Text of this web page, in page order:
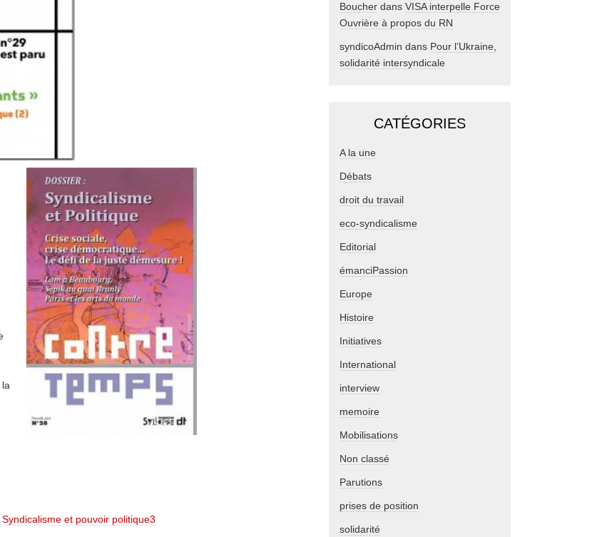
la
Syndicalisme et pouvoir politique3
Boucher dans VISA interpelle Force
Ouvrière à propos du RN
syndicoAdmin dans Pour l’Ukraine,
solidarité intersyndicale
CATÉGORIES
A la une
Débats
droit du travail
eco-syndicalisme
Editorial
émanciPassion
Europe
Histoire
Initiatives
International
interview
memoire
Mobilisations
Non classé
Parutions
prises de position
solidarité